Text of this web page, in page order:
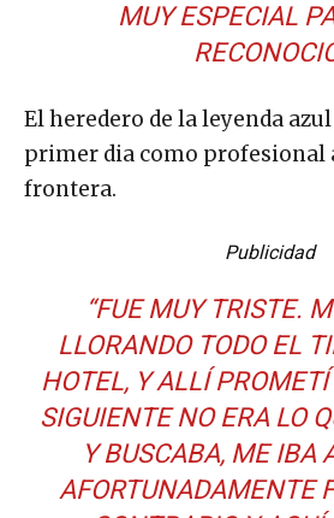
MUY ESPECIAL
El heredero de la leyenda
primer dia como profesional
frontera.
Publicidad
“FUE MUY TRISTE.
LLORANDO TODO EL
HOTEL, Y ALLÍ
SIGUIENTE NO ERA LO
Y BUSCABA, ME IBA
AFORTUNADAMENTE